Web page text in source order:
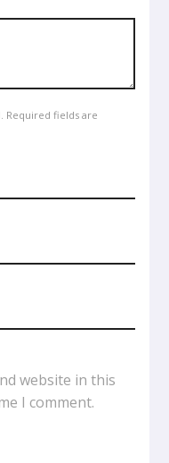
Required fields are
website in this
I comment.